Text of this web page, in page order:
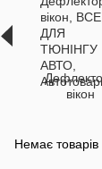
вікон
Немає товарів